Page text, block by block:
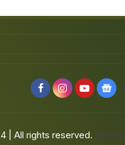
| All rights reserved.